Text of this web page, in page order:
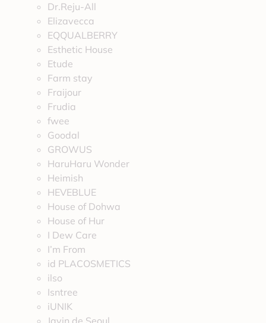
Dr.Reju-All
Elizavecca
EQQUALBERRY
Esthetic House
Etude
Farm stay
Fraijour
Frudia
fwee
Goodal
GROWUS
HaruHaru Wonder
Heimish
HEVEBLUE
House of Dohwa
House of Hur
I Dew Care
I’m From
id PLACOSMETICS
ilso
Isntree
iUNIK
Javin de Seoul